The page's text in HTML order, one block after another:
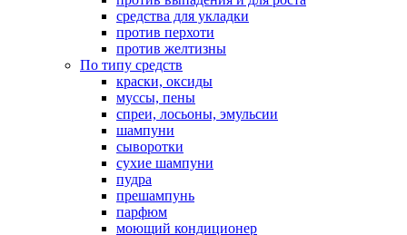
средства для укладки
против перхоти
против желтизны
По типу средств
краски, оксиды
муссы, пены
спреи, лосьоны, эмульсии
шампуни
сыворотки
сухие шампуни
пудра
прешампунь
парфюм
моющий кондиционер